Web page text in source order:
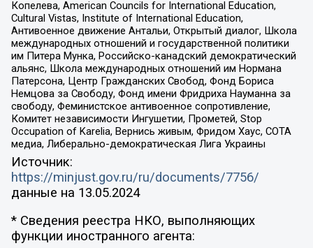
Копелева, American Councils for International Education,
Cultural Vistas, Institute of International Education,
Антивоенное движение Антальи, Открытый диалог, Школа
международных отношений и государственной политики
им Питера Мунка, Российско-канадский демократический
альянс, Школа международных отношений им Нормана
Патерсона, Центр Гражданских Свобод, Фонд Бориса
Немцова за Свободу, Фонд имени Фридриха Науманна за
свободу, Феминистское антивоенное сопротивление,
Комитет независимости Ингушетии, Прометей, Stop
Occupation of Karelia, Вернись живым, Фридом Хаус, СОТА
медиа, Либерально-демократическая Лига Украины
Источник:
https://minjust.gov.ru/ru/documents/7756/
данные на 13.05.2024
* Сведения реестра НКО, выполняющих
функции иностранного агента: